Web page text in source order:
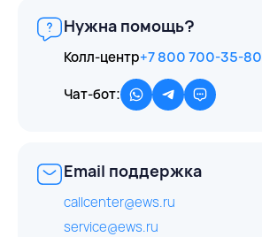
Нужна помощь?
Колл-центр+7 800 700-35-80
Чат-бот:
Email поддержка
callcenter@ews.ru
service@ews.ru